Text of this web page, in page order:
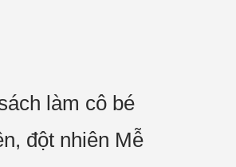
làm cô bé
đột nhiên Mễ